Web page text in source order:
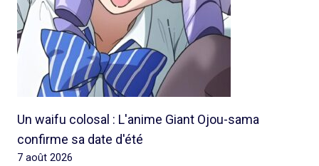
Un waifu colosal : L'anime Giant Ojou-sama
confirme sa date d'été
7 août 2026